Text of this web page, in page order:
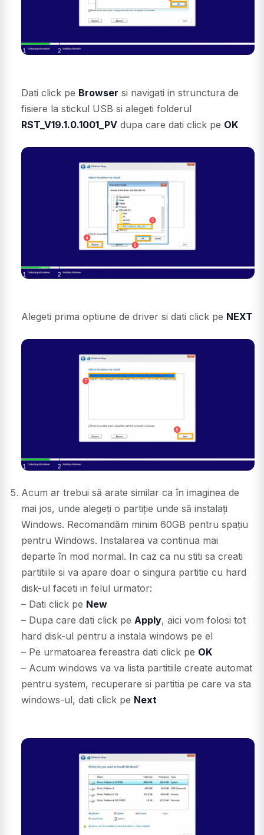
Dati click pe Browser si navigati in strunctura de
fisiere la stickul USB si alegeti folderul
RST_V19.1.0.1001_PV dupa care dati click pe OK
Alegeti prima optiune de driver si dati click pe NEXT
Acum ar trebui să arate similar ca în imaginea de
mai jos, unde alegeți o partiție unde să instalați
Windows. Recomandăm minim 60GB pentru spațiu
pentru Windows. Instalarea va continua mai
departe în mod normal. In caz ca nu stiti sa creati
partitiile si va apare doar o singura partitie cu hard
disk-ul faceti in felul urmator:
– Dati click pe New
– Dupa care dati click pe Apply, aici vom folosi tot
hard disk-ul pentru a instala windows pe el
– Pe urmatoarea fereastra dati click pe OK
– Acum windows va va lista partitiile create automat
pentru system, recuperare si partitia pe care va sta
windows-ul, dati click pe Next